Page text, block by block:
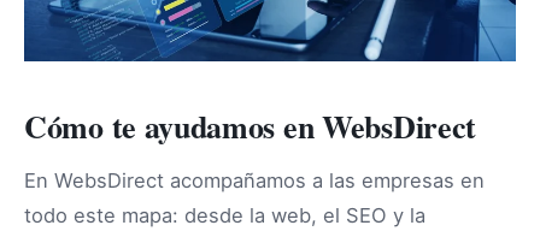
Cómo te ayudamos en WebsDirect
En WebsDirect acompañamos a las empresas en
todo este mapa: desde la web, el SEO y la